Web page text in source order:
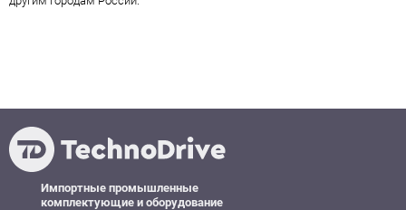
Импортные промышленные
комплектующие и оборудование